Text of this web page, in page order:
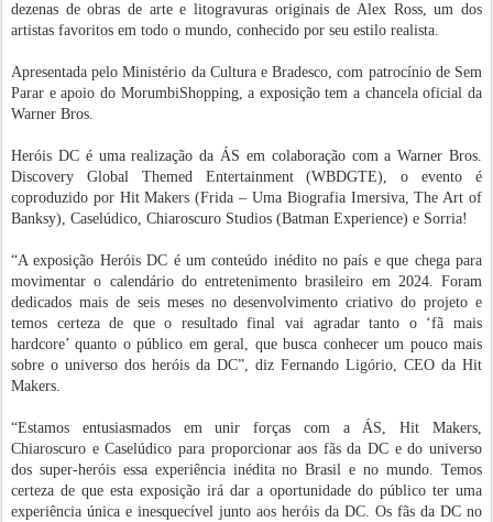
dezenas de obras de arte e litogravuras originais de Alex Ross, um dos
artistas favoritos em todo o mundo, conhecido por seu estilo realista.
Apresentada pelo Ministério da Cultura e Bradesco, com patrocínio de Sem
Parar e apoio do MorumbiShopping, a exposição tem a chancela oficial da
Warner Bros.
Heróis DC é uma realização da ÁS em colaboração com a Warner Bros.
Discovery Global Themed Entertainment (WBDGTE), o evento é
coproduzido por Hit Makers (Frida – Uma Biografia Imersiva, The Art of
Banksy), Caselúdico, Chiaroscuro Studios (Batman Experience) e Sorria!
“A exposição Heróis DC é um conteúdo inédito no país e que chega para
movimentar o calendário do entretenimento brasileiro em 2024. Foram
dedicados mais de seis meses no desenvolvimento criativo do projeto e
temos certeza de que o resultado final vai agradar tanto o ‘fã mais
hardcore’ quanto o público em geral, que busca conhecer um pouco mais
sobre o universo dos heróis da DC”, diz Fernando Ligório, CEO da Hit
Makers.
“Estamos entusiasmados em unir forças com a ÁS, Hit Makers,
Chiaroscuro e Caselúdico para proporcionar aos fãs da DC e do universo
dos super-heróis essa experiência inédita no Brasil e no mundo. Temos
certeza de que esta exposição irá dar a oportunidade do público ter uma
experiência única e inesquecível junto aos heróis da DC. Os fãs da DC no